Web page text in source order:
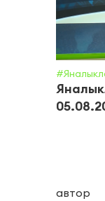
автор